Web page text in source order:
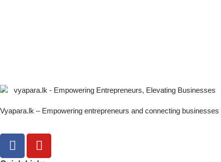
Vyapara.lk – Empowering entrepreneurs and connecting businesses